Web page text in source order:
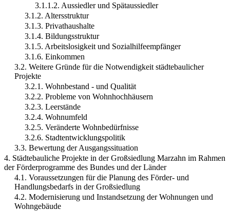
3.1.1.2. Aussiedler und Spätaussiedler
3.1.2. Altersstruktur
3.1.3. Privathaushalte
3.1.4. Bildungsstruktur
3.1.5. Arbeitslosigkeit und Sozialhilfeempfänger
3.1.6. Einkommen
3.2. Weitere Gründe für die Notwendigkeit städtebaulicher
Projekte
3.2.1. Wohnbestand - und Qualität
3.2.2. Probleme von Wohnhochhäusern
3.2.3. Leerstände
3.2.4. Wohnumfeld
3.2.5. Veränderte Wohnbedürfnisse
3.2.6. Stadtentwicklungspolitik
3.3. Bewertung der Ausgangssituation
4. Städtebauliche Projekte in der Großsiedlung Marzahn im Rahmen
der Förderprogramme des Bundes und der Länder
4.1. Voraussetzungen für die Planung des Förder- und
Handlungsbedarfs in der Großsiedlung
4.2. Modernisierung und Instandsetzung der Wohnungen und
Wohngebäude